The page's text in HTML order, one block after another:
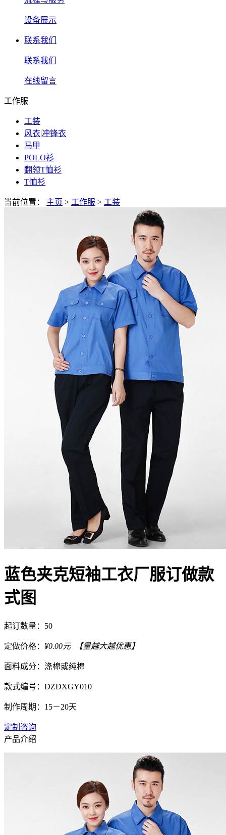
设备展示
联系我们
联系我们
在线留言
工作服
工装
风衣|冲锋衣
马甲
POLO衫
翻领T恤衫
T恤衫
当前位置： 主页 > 工作服 > 工装
蓝色夹克短袖工衣厂服订做款
式图
起订数量：50
定做价格： ¥0.00元 【量越大越优惠】
面料成分：涤棉或纯棉
款式编号：DZDXGY010
制作周期：15－20天
定制咨询
产品介绍